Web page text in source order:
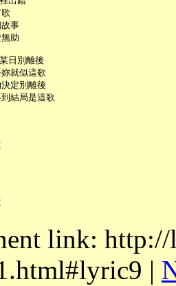
事
助
日別離後
就似這歌
定別離後
結局是這歌
link:
|